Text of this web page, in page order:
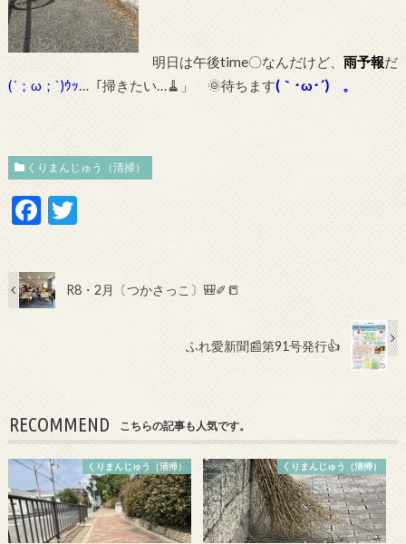
明日は午後time〇なんだけど、 雨予報だ
(´；ω；`)ｳｯ…「掃きたい…🧹」 🌞待ちます(｀･ω･´)ゞ。
くりまんじゅう（清掃）
F
e
b
T
er
R8・2月〔つかさっこ〕🎒✐📒
ふれ愛新聞📰第91号発行👍
RECOMMEND こちらの記事も人気です。
くりまんじゅう（清掃） くりまんじゅう（清掃）